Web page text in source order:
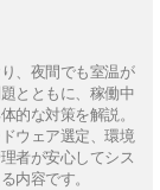
、夜間でも室温が
とともに、稼働中
的な対策を解説。
ウェア選定、環境
者が安心してシス
内容です。